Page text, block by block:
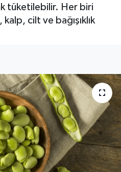
tüketilebilir. Her biri
cilt ve bağışıklık